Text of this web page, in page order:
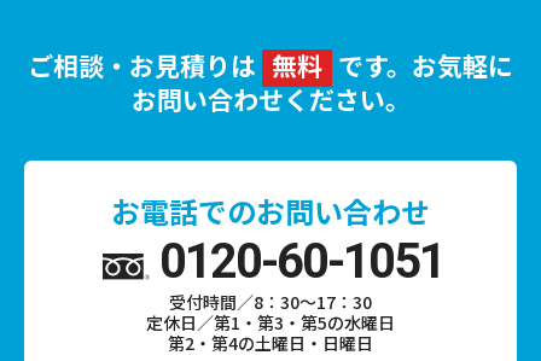
ご相談・お見積りは 無料 です。お気軽に
お問い合わせください。
お電話でのお問い合わせ
0120-60-1051
受付時間／8：30～17：30
定休日／第1・第3・第5の水曜日
第2・第4の土曜日・日曜日